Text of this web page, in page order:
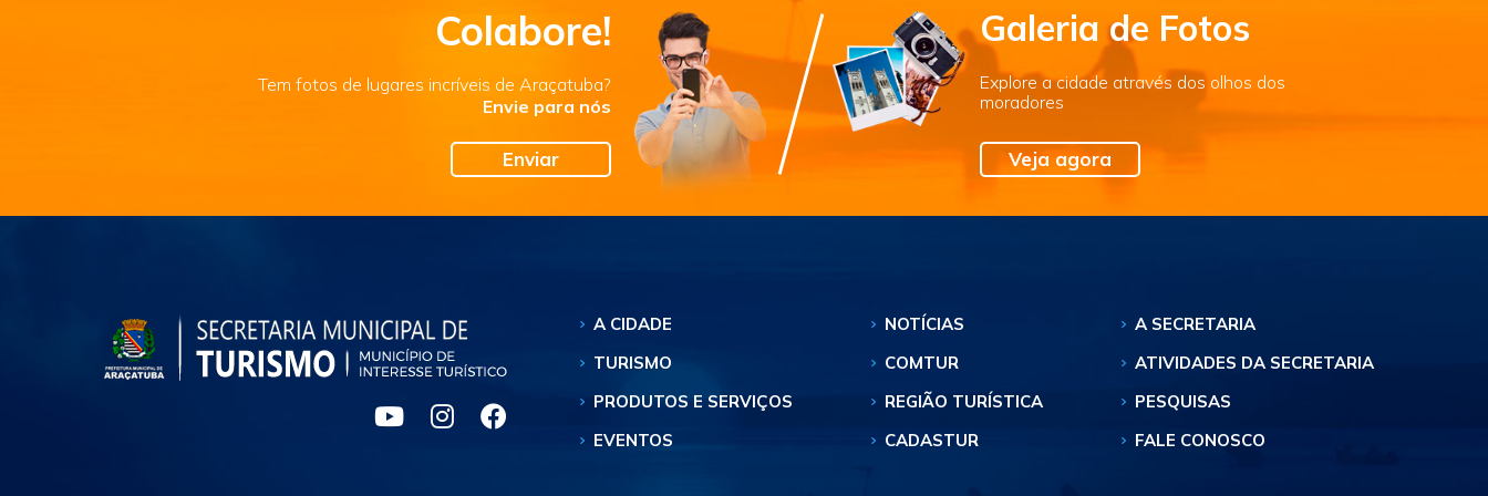
Colabore!
Tem fotos de lugares incríveis de Araçatuba?
Envie para nós
Enviar
Galeria de Fotos
Explore a cidade através dos olhos dos
moradores
Veja agora
A CIDADE
TURISMO
PRODUTOS E SERVIÇOS
EVENTOS
NOTÍCIAS
COMTUR
REGIÃO TURÍSTICA
CADASTUR
A SECRETARIA
ATIVIDADES DA SECRETARIA
PESQUISAS
FALE CONOSCO